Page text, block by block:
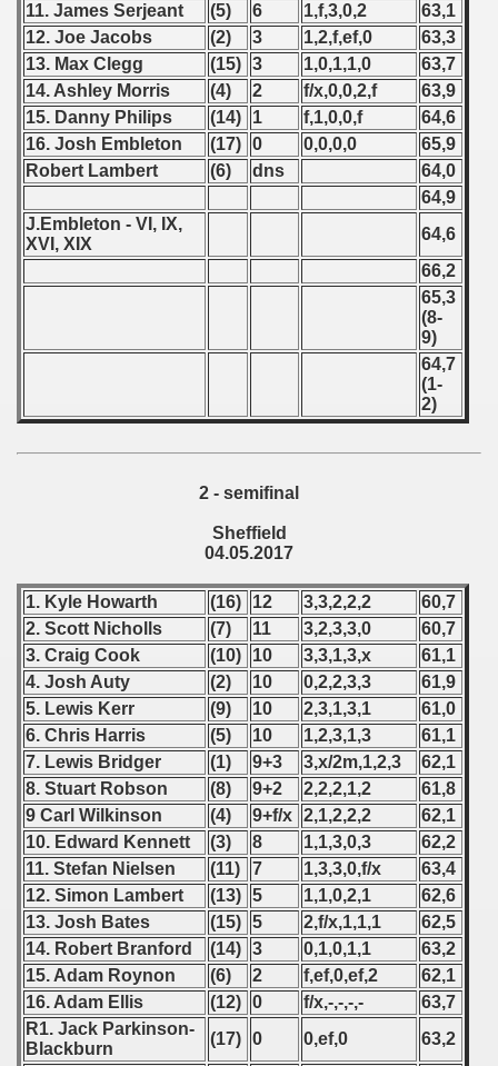
11. James Serjeant
(5) 6 1,f,3,0,2
63,1
12. Joe Jacobs
(2) 3 1,2,f,ef,0
63,3
13. Max Clegg
(15) 3 1,0,1,1,0
63,7
14. Ashley Morris
(4) 2 f/x,0,0,2,f
63,9
15. Danny Philips
(14) 1 f,1,0,0,f
64,6
16. Josh Embleton
(17) 0 0,0,0,0
65,9
Robert Lambert
(6) dns
64,0
64,9
J.Embleton - VI, IX,
XVI, XIX
64,6
66,2
65,3
(8-
9)
64,7
(1-
2)
2 - semifinal
Sheffield
04.05.2017
1. Kyle Howarth (16) 12 3,3,2,2,2
60,7
2. Scott Nicholls
(7) 11 3,2,3,3,0
60,7
3. Craig Cook
(10) 10 3,3,1,3,x
61,1
4. Josh Auty
(2) 10 0,2,2,3,3
61,9
5. Lewis Kerr
(9) 10 2,3,1,3,1
61,0
6. Chris Harris
(5) 10 1,2,3,1,3
61,1
7. Lewis Bridger
(1) 9+3 3,x/2m,1,2,3
62,1
8. Stuart Robson
(8) 9+2 2,2,2,1,2
61,8
9 Carl Wilkinson
(4) 9+f/x 2,1,2,2,2
62,1
10. Edward Kennett
(3) 8 1,1,3,0,3
62,2
11. Stefan Nielsen
(11) 7 1,3,3,0,f/x
63,4
12. Simon Lambert
(13) 5 1,1,0,2,1
62,6
13. Josh Bates
(15) 5 2,f/x,1,1,1
62,5
14. Robert Branford
(14) 3 0,1,0,1,1
63,2
15. Adam Roynon
(6) 2 f,ef,0,ef,2
62,1
16. Adam Ellis
(12) 0 f/x,-,-,-,-
63,7
R1. Jack Parkinson-
Blackburn
(17) 0 0,ef,0 63,2
- 1964
- 1965
- 1966
- 1967
- 1969
1983
1984
1986